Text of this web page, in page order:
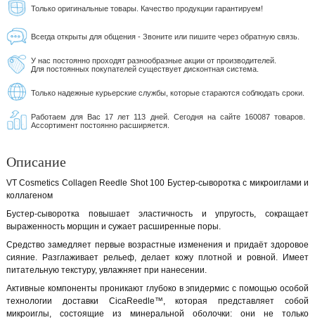
Только оригинальные товары. Качество продукции гарантируем!
Всегда открыты для общения - Звоните или пишите через обратную связь.
У нас постоянно проходят разнообразные акции от производителей.
Для постоянных покупателей существует дисконтная система.
Только надежные курьерские службы, которые стараются соблюдать сроки.
Работаем для Вас 17 лет 113 дней. Сегодня на сайте 160087 товаров.
Ассортимент постоянно расширяется.
Описание
VT Cosmetics Collagen Reedle Shot 100 Бустер-сыворотка с микроиглами и
коллагеном
Бустер-сыворотка повышает эластичность и упругость, сокращает
выраженность морщин и сужает расширенные поры.
Средство замедляет первые возрастные изменения и придаёт здоровое
сияние. Разглаживает рельеф, делает кожу плотной и ровной. Имеет
питательную текстуру, увлажняет при нанесении.
Активные компоненты проникают глубоко в эпидермис с помощью особой
технологии доставки CicaReedle™, которая представляет собой
микроиглы, состоящие из минеральной оболочки: они не только